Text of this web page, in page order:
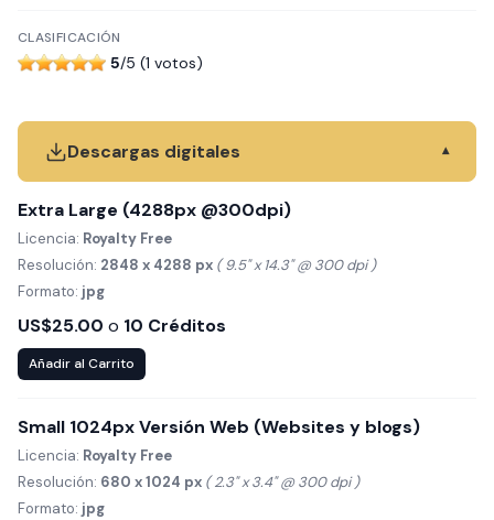
CLASIFICACIÓN
5/5 (1 votos)
Descargas digitales ▾
Extra Large (4288px @300dpi)
Licencia: Royalty Free
Resolución: 2848 x 4288 px ( 9.5" x 14.3" @ 300 dpi )
Formato: jpg
US$25.00 o 10 Créditos
Añadir al Carrito
Small 1024px Versión Web (Websites y blogs)
Licencia: Royalty Free
Resolución: 680 x 1024 px ( 2.3" x 3.4" @ 300 dpi )
Formato: jpg